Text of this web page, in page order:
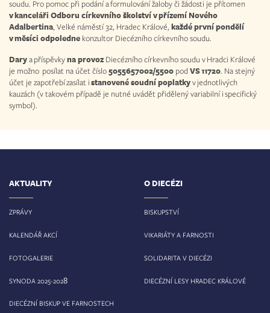
soudu. Pro pomoc při podání a formulování žaloby či žádosti je přítomen
v kanceláři Odboru církevního školství v přízemí Nového
Adalbertina, Velké náměstí 32, Hradec Králové,každé první pondělí
v měsíci odpoledne konzultor Diecézního církevního soudu.
Darya příspěvkyna provoz Diecézního církevního soudu v Hradci Králové
je možno posílat na účet číslo5055657002/5500 podVS 11720. Na stejný
účet je zapotřebí zasílat istanovené soudní poplatkyv jednotlivých
kauzách (v takovém případě je nutné uvádět přidělený variabilní i specifický
symbol).
AKTUALITY
ZPRÁVY
KALENDÁŘ AKCÍ
FOTOGALERIE
SYNODA 2025-2028
DIECÉZNÍ BISKUP VE FARNOSTECH
O DIECÉZI
BISKUPSTVÍ
VIKARIÁTY A FARNOSTI
SOLIDARITA V DIECÉZI
DIECÉZNÍ LESY HRADEC KRÁLOVÉ